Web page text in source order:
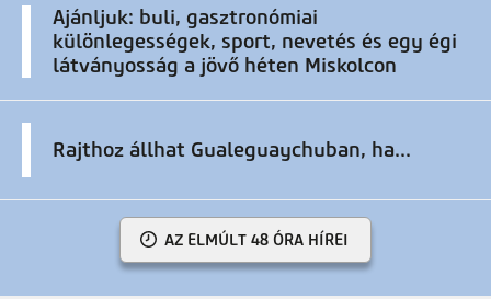
Ajánljuk: buli, gasztronómiai
különlegességek, sport, nevetés és egy égi
látványosság a jövő héten Miskolcon
Rajthoz állhat Gualeguaychuban, ha...
AZ ELMÚLT 48 ÓRA HÍREI